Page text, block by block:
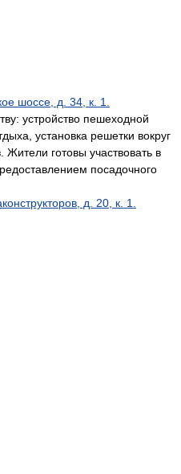
шоссе, д. 34, к. 1.
устройство пешеходной
установка решетки вокруг
Жители готовы участвовать в
посадочного
д. 20, к. 1.